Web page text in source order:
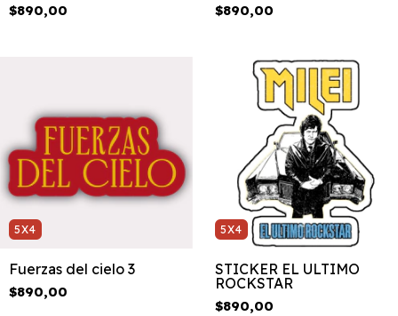
$890,00 $890,00
5X4
Fuerzas del cielo 3
$890,00
5X4
STICKER EL ULTIMO
ROCKSTAR
$890,00